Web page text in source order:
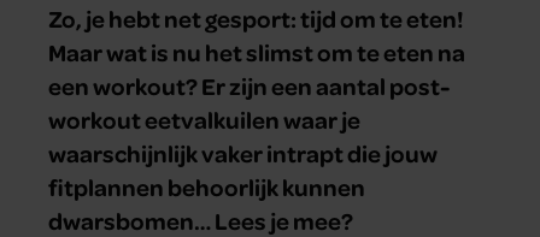
Zo, je hebt net gesport: tijd om te eten!
Maar wat is nu het slimst om te eten na
een workout? Er zijn een aantal post-
workout eetvalkuilen waar je
waarschijnlijk vaker intrapt die jouw
fitplannen behoorlijk kunnen
dwarsbomen… Lees je mee?